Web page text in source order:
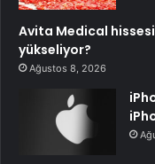
Avita Medical
yükseliyor?
Ağustos 8, 2026